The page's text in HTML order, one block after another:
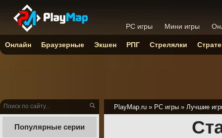
PlayMap.ru » PC игры » Лучшие
Популярные серии
PC игры Мини игры
Онлайн Браузерные Экшен РПГ Стрелялки